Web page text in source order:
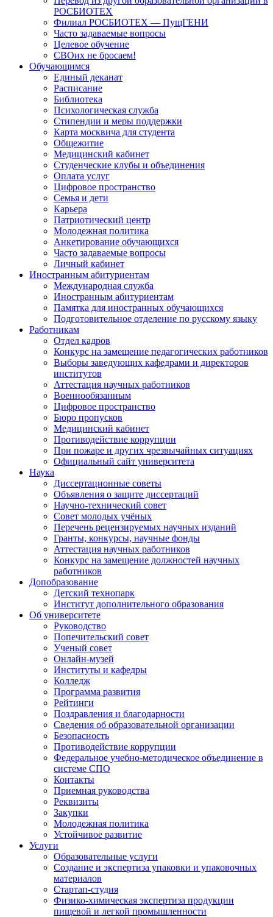
РОСБИОТЕХ
Филиал РОСБИОТЕХ — ПущГЕНИ
Часто задаваемые вопросы
Целевое обучение
СВОих не бросаем!
Обучающимся
Единый деканат
Расписание
Библиотека
Психологическая служба
Стипендии и меры поддержки
Карта москвича для студента
Общежитие
Медицинский кабинет
Студенческие клубы и объединения
Оплата услуг
Цифровое пространство
Семья и дети
Карьера
Патриотический центр
Молодежная политика
Анкетирование обучающихся
Часто задаваемые вопросы
Личный кабинет
Иностранным абитуриентам
Международная служба
Иностранным абитуриентам
Памятка для иностранных обучающихся
Подготовительное отделение по русскому языку
Работникам
Отдел кадров
Конкурс на замещение педагогических работников
Выборы заведующих кафедрами и директоров
институтов
Аттестация научных работников
Военнообязанным
Цифровое пространство
Бюро пропусков
Медицинский кабинет
Противодействие коррупции
При пожаре и других чрезвычайных ситуациях
Официальный сайт университета
Наука
Диссертационные советы
Объявления о защите диссертаций
Научно-технический совет
Совет молодых учёных
Перечень рецензируемых научных изданий
Гранты, конкурсы, научные фонды
Аттестация научных работников
Конкурс на замещение должностей научных
работников
Допобразование
Детский технопарк
Институт дополнительного образования
Об университете
Руководство
Попечительский совет
Ученый совет
Онлайн-музей
Институты и кафедры
Колледж
Программа развития
Рейтинги
Поздравления и благодарности
Сведения об образовательной организации
Безопасность
Противодействие коррупции
Федеральное учебно-методическое объединение в
системе СПО
Контакты
Приемная руководства
Реквизиты
Закупки
Молодежная политика
Устойчивое развитие
Услуги
Образовательные услуги
Создание и экспертиза упаковки и упаковочных
материалов
Стартап-студия
Физико-химическая экспертиза продукции
пищевой и легкой промышленности